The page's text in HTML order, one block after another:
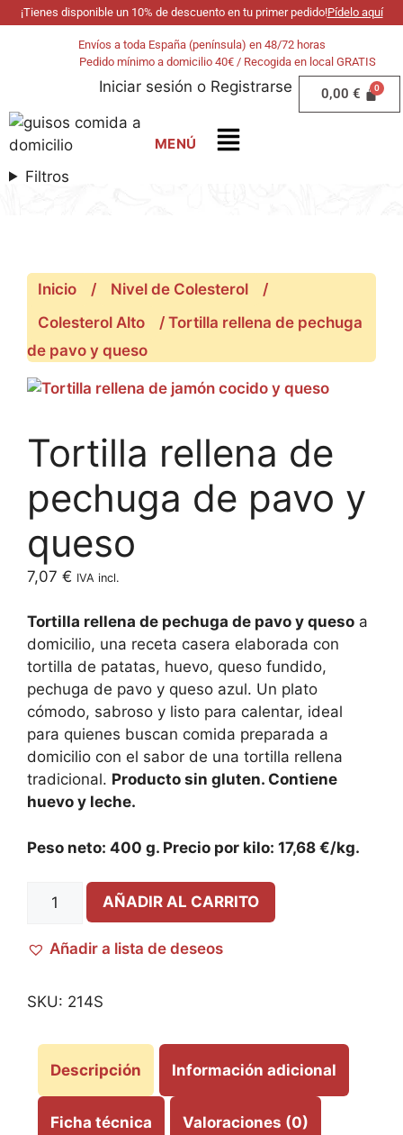
¡Tienes disponible un 10% de descuento en tu primer pedido!Pídelo aquí
Envíos a toda España (península) en 48/72 horas
Pedido mínimo a domicilio 40€ / Recogida en local GRATIS
Iniciar sesión o Registrarse 0,00 €
Filtros
Inicio / Nivel de Colesterol
/
Colesterol Alto
/ Tortilla rellena de pechuga
de pavo y queso
Tortilla rellena de
pechuga de pavo y
queso
7,07 € IVA incl.
Tortilla rellena de pechuga de pavo y queso a
domicilio, una receta casera elaborada con
tortilla de patatas, huevo, queso fundido,
pechuga de pavo y queso azul. Un plato
cómodo, sabroso y listo para calentar, ideal
para quienes buscan comida preparada a
domicilio con el sabor de una tortilla rellena
tradicional. Producto sin gluten. Contiene
huevo y leche.
Peso neto: 400 g. Precio por kilo: 17,68 €/kg.
AÑADIR AL CARRITO
Añadir a lista de deseos
SKU: 214S
Descripción Información adicional
Ficha técnica Valoraciones (0)